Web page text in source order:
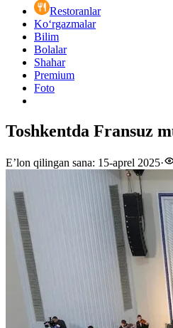
Restoranlar
Ko‘rgazmalar
Bilim
Bolalar
Shahar
Premium
Foto
Toshkentda Fransuz
E’lon qilingan sana: 15-aprel 2025·